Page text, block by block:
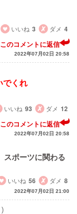
いいね 3 ダメ 4
このコメントに返信
2022年07月02日 20:58
でくれ
いいね 93 ダメ 12
このコメントに返信
2022年07月02日 20:58
スポーツに関わる
いいね 56 ダメ 8
2022年07月02日 21:00
)